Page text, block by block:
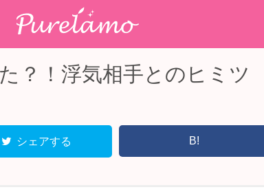
？！浮気相手とのヒミツ
シェアする B!